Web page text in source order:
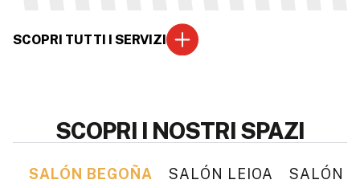
SCOPRI TUTTI I SERVIZI
SCOPRI I NOSTRI SPAZI
SALÓN BEGOÑA SALÓN LEIOA SALÓN